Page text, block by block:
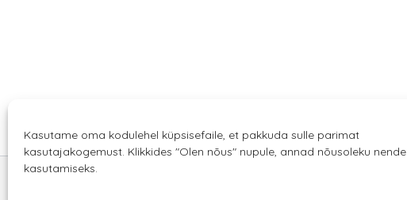
Kasutame oma kodulehel küpsisefaile, et pakkuda sulle parimat
kasutajakogemust. Klikkides "Olen nõus" nupule, annad nõusoleku nende
kasutamiseks.